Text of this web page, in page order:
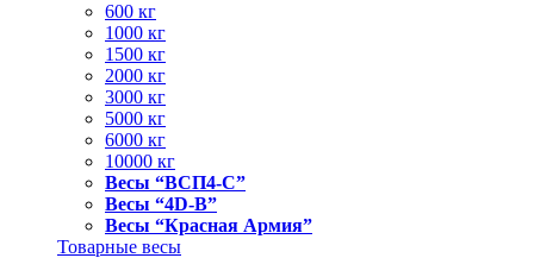
600 кг
1000 кг
1500 кг
2000 кг
3000 кг
5000 кг
6000 кг
10000 кг
Весы “ВСП4-С”
Весы “4D-В”
Весы “Красная Армия”
Товарные весы